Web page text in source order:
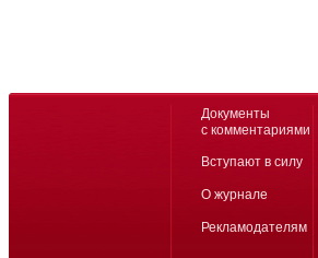
Документы
с комментариями
Вступают в силу
О журнале
Рекламодателям